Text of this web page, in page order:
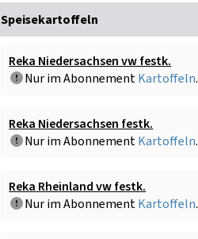
Speisekartoffeln
Reka Niedersachsen vw festk.
Nur im AbonnementKartoffeln.
Reka Niedersachsen festk.
Nur im AbonnementKartoffeln.
Reka Rheinland vw festk.
Nur im AbonnementKartoffeln.